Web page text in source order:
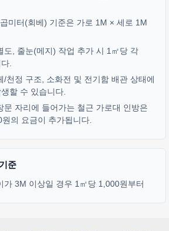
미터(회베) 기준은 가로 1M × 세로 1M
도, 줄눈(메지) 작업 추가 시 1㎡당 각
.
/천정 구조, 소화전 및 전기함 배관 상태에
할 수 있습니다.
문 자리에 들어가는 철근 가로대 인방은
의 요금이 추가됩니다.
준
가 3M 이상일 경우 1㎡당 1,000원부터